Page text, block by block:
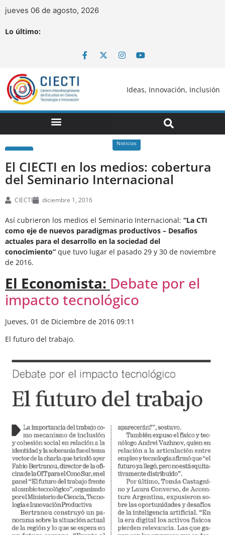
jueves 06 de agosto, 2026
Lo último:
Ideas, Innovación, Inclusión
Noticias
El CIECTI en los medios: cobertura
del Seminario Internacional
CIECTI diciembre 1, 2016
Así cubrieron los medios el Seminario Internacional: “La CTI
como eje de nuevos paradigmas productivos – Desafíos
actuales para el desarrollo en la sociedad del
conocimiento” que tuvo lugar el pasado 29 y 30 de noviembre
de 2016.
El Economista: Debate por el
impacto tecnológico
Jueves, 01 de Diciembre de 2016 09:11
El futuro del trabajo.